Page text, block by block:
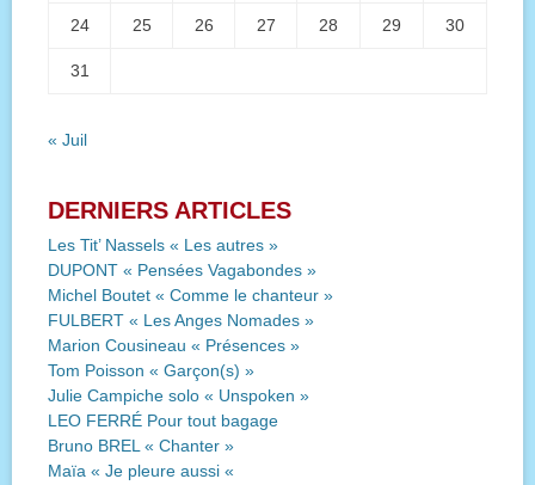
24 25 26 27 28 29 30
31
« Juil
DERNIERS ARTICLES
Les Tit’ Nassels « Les autres »
DUPONT « Pensées Vagabondes »
Michel Boutet « Comme le chanteur »
FULBERT « Les Anges Nomades »
Marion Cousineau « Présences »
Tom Poisson « Garçon(s) »
Julie Campiche solo « Unspoken »
LEO FERRÉ Pour tout bagage
Bruno BREL « Chanter »
Maïa « Je pleure aussi «